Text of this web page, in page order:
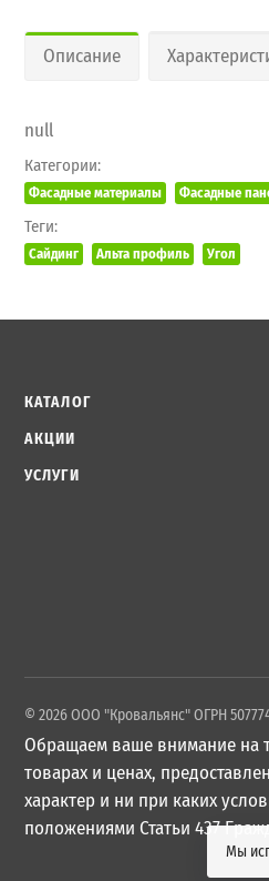
Описание
null
Категории:
Фасадные материалы Фасадные
Теги:
Сайдинг Альта профиль Угол
КАТАЛОГ
АКЦИИ
УСЛУГИ
© 2026 ООО "Кровальянс" ОГРН
Обращаем ваше внимание на
товарах и ценах,
характер и ни при каких
положениями Статьи 437
Мы